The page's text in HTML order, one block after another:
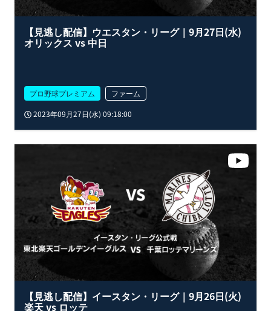
【見逃し配信】ウエスタン・リーグ｜9月27日(水)
オリックス vs 中日
プロ野球プレミアム
ファーム
2023年09月27日(水) 09:18:00
【見逃し配信】イースタン・リーグ｜9月26日(火)
楽天 vs ロッテ